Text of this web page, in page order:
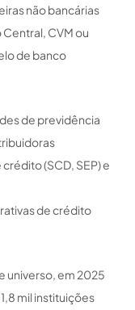
não bancárias
CVM ou
de banco
de previdência
(SCD, SEP) e
de crédito
universo, em 2025
mil instituições